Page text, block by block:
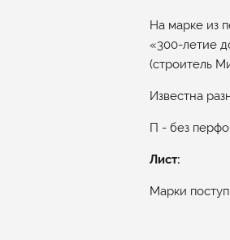
На марке из
«300-летие
(строитель
Известна
П - без
Лист:
Марки